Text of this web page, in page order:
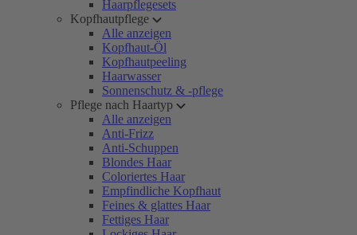
Haarpflegesets
Kopfhautpflege
Alle anzeigen
Kopfhaut-Öl
Kopfhautpeeling
Haarwasser
Sonnenschutz & -pflege
Pflege nach Haartyp
Alle anzeigen
Anti-Frizz
Anti-Schuppen
Blondes Haar
Coloriertes Haar
Empfindliche Kopfhaut
Feines & glattes Haar
Fettiges Haar